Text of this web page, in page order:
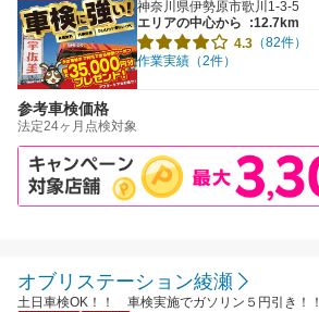
神奈川県伊勢原市歌川1-3-5
エリアの中心から
:12.7km
4.3 （82件）
作業実績（2件）
参考車検価格
法定24ヶ月点検対象
オブリステーション綾瀬
土日車検OK！！ 車検実施でガソリン５円引き！！